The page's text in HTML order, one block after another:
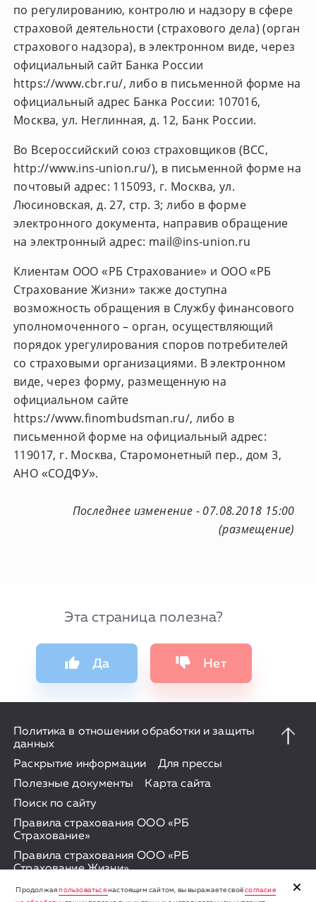
по регулированию, контролю и надзору в сфере
страховой деятельности (страхового дела) (орган
страхового надзора), в электронном виде, через
официальный сайт Банка России
https://www.cbr.ru/, либо в письменной форме на
официальный адрес Банка России: 107016,
Москва, ул. Неглинная, д. 12, Банк России.
Во Всероссийский союз страховщиков (ВСС,
http://www.ins-union.ru/), в письменной форме на
почтовый адрес: 115093, г. Москва, ул.
Люсиновская, д. 27, стр. 3; либо в форме
электронного документа, направив обращение
на электронный адрес: mail@ins-union.ru
Клиентам ООО «РБ Страхование» и ООО «РБ
Страхование Жизни» также доступна
возможность обращения в Службу финансового
уполномоченного – орган, осуществляющий
порядок урегулирования споров потребителей
со страховыми организациями. В электронном
виде, через форму, размещенную на
официальном сайте
https://www.finombudsman.ru/, либо в
письменной форме на официальный адрес:
119017, г. Москва, Старомонетный пер., дом 3,
АНО «СОДФУ».
Последнее изменение - 07.08.2018 15:00
(размещение)
Эта страница полезна?
Да Нет
Политика в отношении обработки и защиты
данных
Раскрытие информации
Для прессы
Полезные документы
Карта сайта
Поиск по сайту
Правила страхования ООО «РБ
Страхование»
Правила страхования ООО «РБ
Страхование Жизни»
Продолжаяпользоватьсянастоящим сайтом, вы выражаете своёсогласие